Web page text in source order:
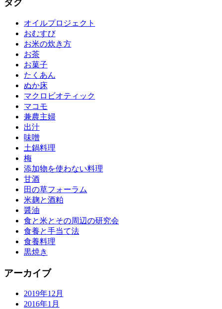
タグ
オイルプロジェクト
おむすび
お米の炊き方
お茶
お菓子
たくあん
ぬか床
マクロビオティック
マコモ
兼農主婦
出汁
味噌
土鍋料理
梅
添加物を使わない料理
甘酒
田の草フォーラム
米麹と酒粕
醤油
食と米とその周辺の研究会
食養と手当て法
食養料理
黒焼き
アーカイブ
2019年12月
2016年1月